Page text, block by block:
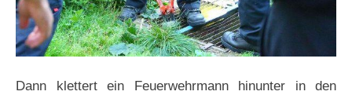
Dann klettert ein Feuerwehrmann hinunter in den